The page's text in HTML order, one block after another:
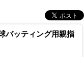
バッティング用親指